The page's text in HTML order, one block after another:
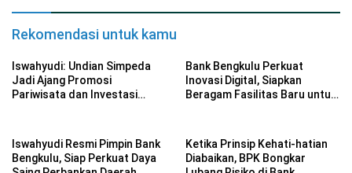
Rekomendasi untuk kamu
Iswahyudi: Undian Simpeda
Jadi Ajang Promosi
Pariwisata dan Investasi
Bank Bengkulu Perkuat
Inovasi Digital, Siapkan
Beragam Fasilitas Baru untuk
Iswahyudi Resmi Pimpin Bank
Bengkulu, Siap Perkuat Daya
Ketika Prinsip Kehati-hatian
Diabaikan, BPK Bongkar